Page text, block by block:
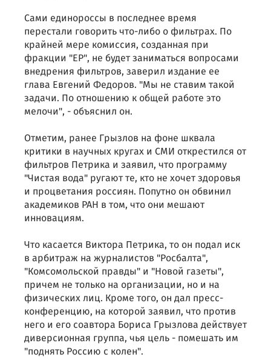
Сами единороссы в последнее время
перестали говорить что-либо о фильтрах. По
крайней мере комиссия, созданная при
фракции "ЕР", не будет заниматься вопросами
внедрения фильтров, заверил издание ее
глава Евгений Федоров. "Мы не ставим такой
задачи. По отношению к общей работе это
мелочи", - объяснил он.
Отметим, ранее Грызлов на фоне шквала
критики в научных кругах и СМИ открестился от
фильтров Петрика и заявил, что программу
"Чистая вода" ругают те, кто не хочет здоровья
и процветания россиян. Попутно он обвинил
академиков РАН в том, что они мешают
инновациям.
Что касается Виктора Петрика, то он подал иск
в арбитраж на журналистов "Росбалта",
"Комсомольской правды" и "Новой газеты",
причем не только на организации, но и на
физических лиц. Кроме того, он дал пресс-
конференцию, на которой заявил, что против
него и его соавтора Бориса Грызлова действует
диверсионная группа, чья цель - помешать им
"поднять Россию с колен".